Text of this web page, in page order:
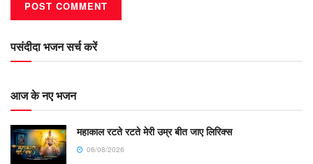
पसंदीदा भजन सर्च करें
आज के नए भजन
महाकाल रटते रटते मेरी उम्र बीत जाए लिरिक्स
06/08/2026